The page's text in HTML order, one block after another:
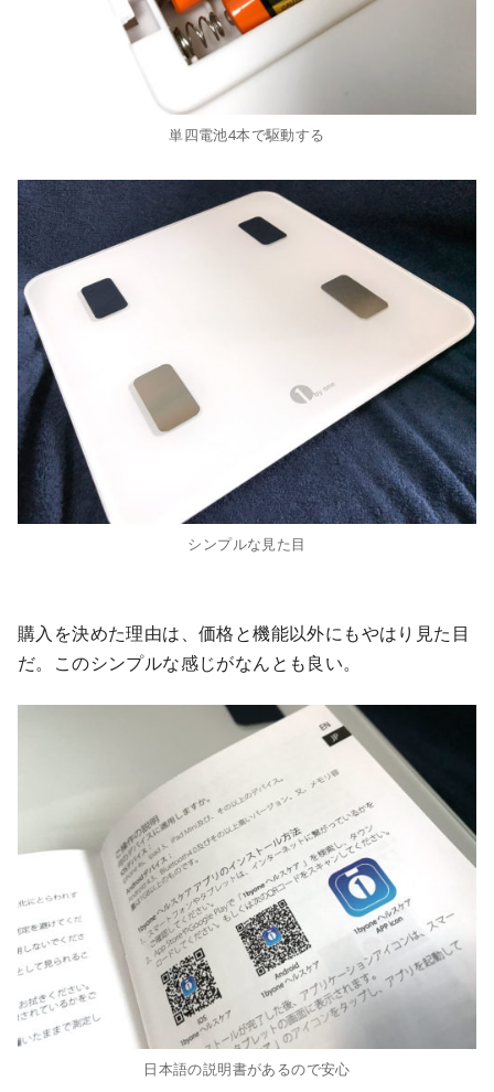
単四電池4本で駆動する
シンプルな見た目
購入を決めた理由は、価格と機能以外にもやはり見た目
だ。このシンプルな感じがなんとも良い。
日本語の説明書があるので安心